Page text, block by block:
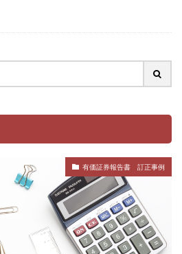
有価証券報告書 訂正事例